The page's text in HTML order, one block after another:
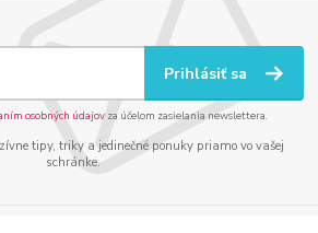
Prihlásiť sa
osobných údajov za účelom zasielania newslettera.
tipy, triky a jedinečné ponuky priamo vo vašej
schránke.